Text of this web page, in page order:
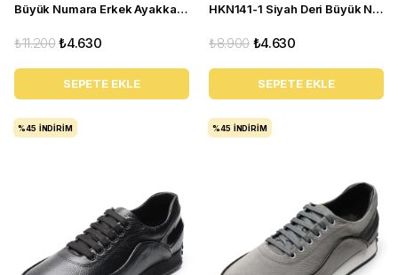
Büyük Numara Erkek Ayakkabı TR4113 Siyah
₺4.630
₺11.200
SEPETE EKLE
HKN141-1 Siyah Deri Büyük Numara Erkek Spor Ayakkabı
₺4.630
₺8.900
SEPETE EKLE
%45 İNDIRIM %45 İNDIRIM